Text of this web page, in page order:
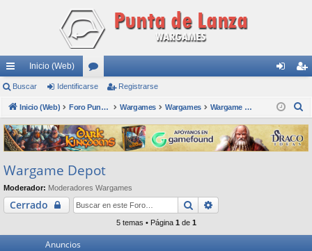
nl
ac
es
rá
pi
do
s
Inicio (Web)
or
os nti
fic
ar
ist
ra
rs
Buscar Identificarse Registrarse
Inicio (Web) Foro Punta de Lanza Wargames Wargames Wargames Wargame Depot
s
c
Wargame Depot
Moderador: Moderadores Wargames
Cerrado Buscar
5 temas • Página 1 de 1
Anuncios